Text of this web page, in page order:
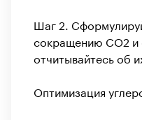
Шаг 2.
сокращению CO2 и
отчитывайтесь об
Оптимизация